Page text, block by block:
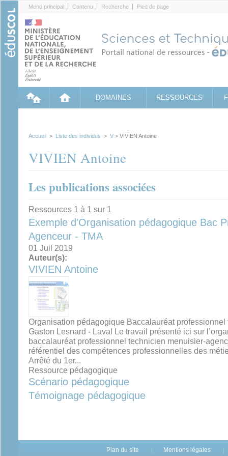
Menu principal Contenu Recherche Pied de page
DOMAINES RESSOURCES
Accueil > Liste des individus > V > VIVIEN Antoine
VIVIEN Antoine
Les publications associées
Ressources 1 à 1 sur 1
Exemple d'Organisation pédagogique Bac
Agenceur - TMA
01 Juil 2019
Auteur(s):
VIVIEN Antoine
Organisation pédagogique Baccalauréat
Gaston Lesnard - Laval Le travail présenté ici sur
baccalauréat professionnel technicien menuisier-
référentiel des compétences professionnelles des
Arrêté du 1er...
Ressource pédagogique
Scénario pédagogique
Témoignage pédagogique
Plan du site Mentions légales